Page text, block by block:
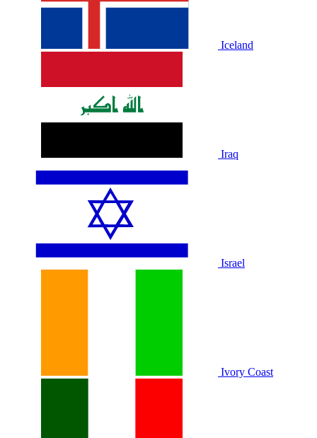
Iceland
Iraq
Israel
Ivory Coast